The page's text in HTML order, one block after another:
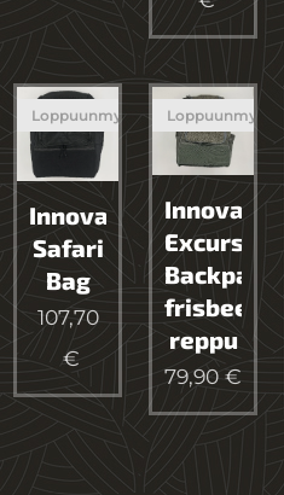
Innova
Safari
Bag
Loppuunmyyty
107,70
€
Innova
Excursion
Backpack
frisbeegolf
reppu
Loppuunmyyty
79,90 €